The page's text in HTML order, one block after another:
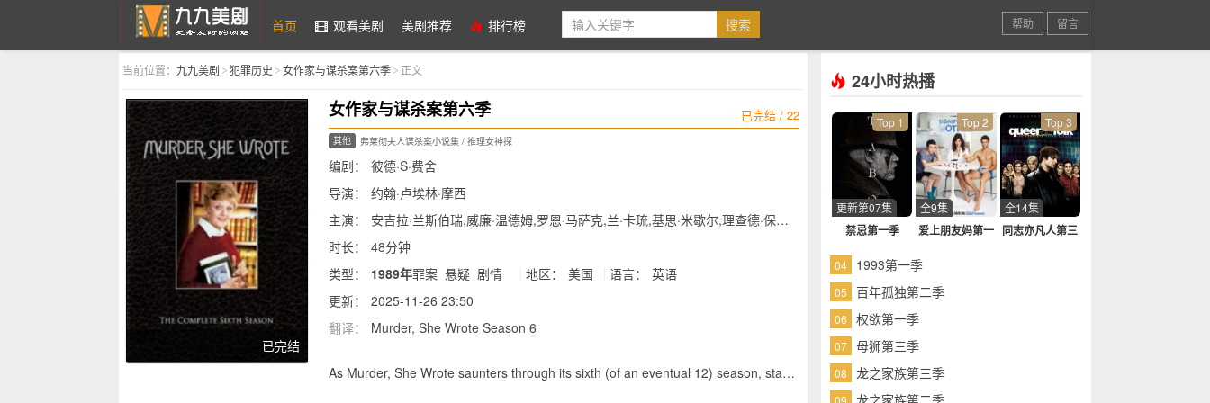
首页 观看美剧 美剧推荐 排行榜 帮助 留言
当前位置： 九九美剧 > 犯罪历史 > 女作家与谋杀案第六季 > 正文
已完结
女作家与谋杀案第六季 已完结 / 22
其他 弗莱彻夫人谋杀案小说集 / 推理女神探
编剧：
彼德·S·费舍
导演：
约翰·卢埃林·摩西
主演：
安吉拉·兰斯伯瑞,威廉·温德姆,罗恩·马萨克,兰·卡琉,基思·米歇尔,理查德·保罗,
迈克·霍顿,吉妮·弗朗西斯,Deb..
时长：
48分钟
类型：
1989年罪案 悬疑 剧情 地区： 美国 语言：
英语
更新：
2025-11-26 23:50
翻译：
Murder, She Wrote Season 6
As Murder, She Wrote saunters through its sixth (of an eventual 12) season, star
24小时热播
禁忌第一季
Top 1
更新第07集
爱上朋友妈第一
Top 2
全9集
同志亦凡人第三
Top 3
全14集
04 1993第一季
05 百年孤独第二季
06 权欲第一季
07 母狮第三季
08 龙之家族第三季
09 龙之家族第二季